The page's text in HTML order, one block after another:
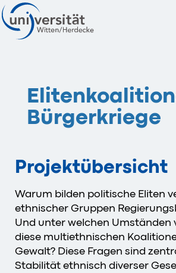
Bürgerkriege
Projektübersicht
Warum bilden politische Eliten
ethnischer Gruppen
Und unter welchen Umständen
diese multiethnischen
Gewalt? Diese Fragen sind
Stabilität ethnisch diverser